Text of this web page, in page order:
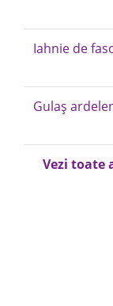
Iahnie de
Gulaș
Vezi toate